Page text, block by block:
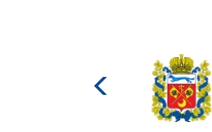
Министерство
культуры
Российской
федерации